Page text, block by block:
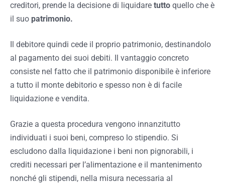
creditori, prende la decisione di liquidare tutto quello che è
il suo patrimonio.
Il debitore quindi cede il proprio patrimonio, destinandolo
al pagamento dei suoi debiti. Il vantaggio concreto
consiste nel fatto che il patrimonio disponibile è inferiore
a tutto il monte debitorio e spesso non è di facile
liquidazione e vendita.
Grazie a questa procedura vengono innanzitutto
individuati i suoi beni, compreso lo stipendio. Si
escludono dalla liquidazione i beni non pignorabili, i
crediti necessari per l’alimentazione e il mantenimento
nonché gli stipendi, nella misura necessaria al